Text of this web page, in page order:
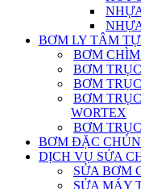
BƠM LY TÂM
BƠM
BƠM
BƠM
BƠM
WORTEX
BƠM
BƠM ĐẶC
DỊCH VỤ SỬA
SỬA BƠM
SỬA MÁY